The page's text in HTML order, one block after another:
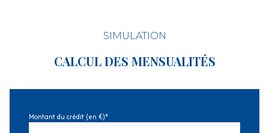
SIMULATION
CALCUL DES MENSUALITÉS
Montant du crédit (en €)*